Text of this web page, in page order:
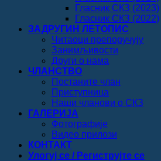
Гласник СКЗ (2023)
Гласник СКЗ (2022)
ЗАДРУГИН ЛЕТОПИС
Читаоци препоручују
Занимљивости
Други о нама
ЧЛАНСТВО
Постаните члан
Приступница
Наши чланови о СКЗ
ГАЛЕРИЈА
Фотографије
Видео прилози
КОНТАКТ
Улогуј се / Региструјте се